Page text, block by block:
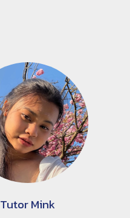
Tutor Mink